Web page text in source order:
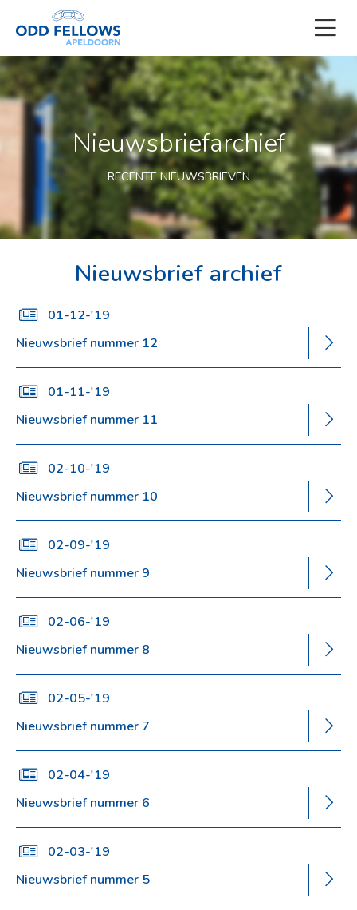
Nieuwsbriefarchief
RECENTE NIEUWSBRIEVEN
Nieuwsbrief archief
01-12-'19
Nieuwsbrief nummer 12
01-11-'19
Nieuwsbrief nummer 11
02-10-'19
Nieuwsbrief nummer 10
02-09-'19
Nieuwsbrief nummer 9
02-06-'19
Nieuwsbrief nummer 8
02-05-'19
Nieuwsbrief nummer 7
02-04-'19
Nieuwsbrief nummer 6
02-03-'19
Nieuwsbrief nummer 5